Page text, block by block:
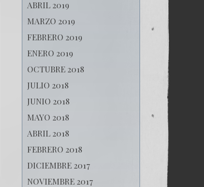
ABRIL 2019
MARZO 2019
FEBRERO 2019
ENERO 2019
OCTUBRE 2018
JULIO 2018
JUNIO 2018
MAYO 2018
ABRIL 2018
FEBRERO 2018
DICIEMBRE 2017
NOVIEMBRE 2017